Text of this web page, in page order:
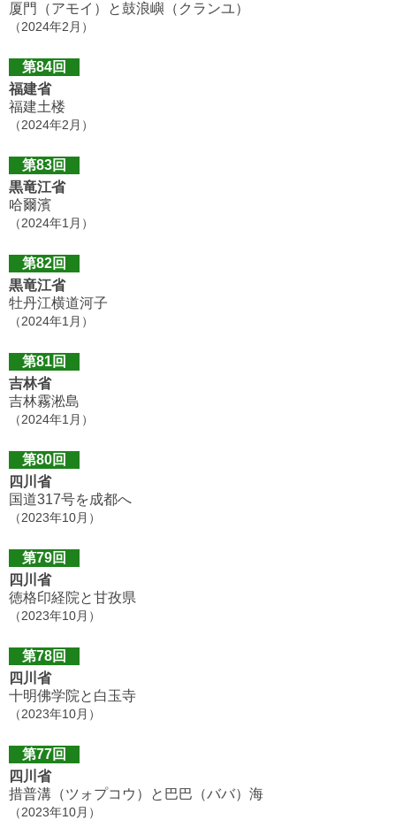
厦門（アモイ）と鼓浪嶼（クランユ）
（2024年2月）
第84回
福建省
福建土楼
（2024年2月）
第83回
黒竜江省
哈爾濱
（2024年1月）
第82回
黒竜江省
牡丹江横道河子
（2024年1月）
第81回
吉林省
吉林霧淞島
（2024年1月）
第80回
四川省
国道317号を成都へ
（2023年10月）
第79回
四川省
徳格印経院と甘孜県
（2023年10月）
第78回
四川省
十明佛学院と白玉寺
（2023年10月）
第77回
四川省
措普溝（ツォプコウ）と巴巴（ババ）海
（2023年10月）